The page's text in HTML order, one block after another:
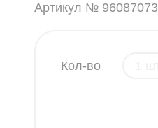
Артикул № 96087073
Кол-во